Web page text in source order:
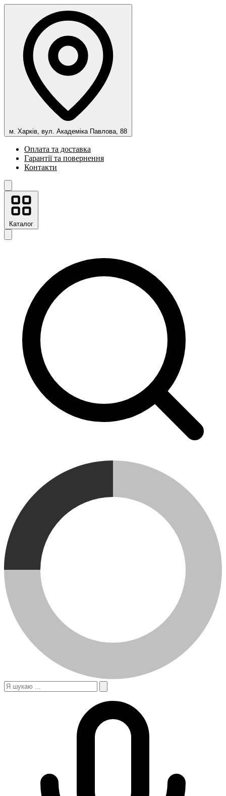
м. Харків, вул. Академіка Павлова, 88
Оплата та доставка
Гарантії та повернення
Контакти
Каталог